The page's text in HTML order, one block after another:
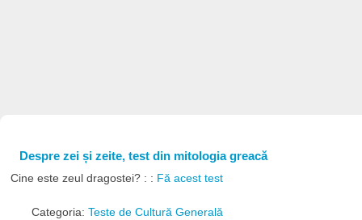
Despre zei și zeite, test din mitologia greacă
Cine este zeul dragostei? : : Fă acest test
Categoria: Teste de Cultură Generală